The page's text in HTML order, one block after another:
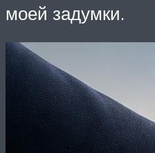
моей задумки.